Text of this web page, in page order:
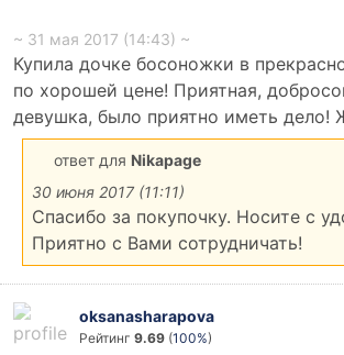
~ 31 мая 2017 (14:43) ~
Купила дочке босоножки в
по хорошей цене! Приятная,
девушка, было приятно иметь дело!
ответ для Nikapage
30 июня 2017 (11:11)
Спасибо за покупочку. Носите с
Приятно с Вами сотрудничать!
oksanasharapova
Рейтинг 9.69 (100%)